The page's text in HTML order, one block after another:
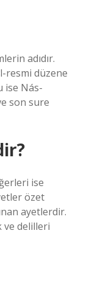
adıdır.
resmi düzene
ise Nás-
son sure
ise
özet
ayetlerdir.
ve delilleri